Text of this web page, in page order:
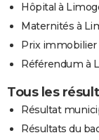
Hôpital à
Maternités à
Prix immobilier
Référendum à
Tous les
Résultat
Résultats du